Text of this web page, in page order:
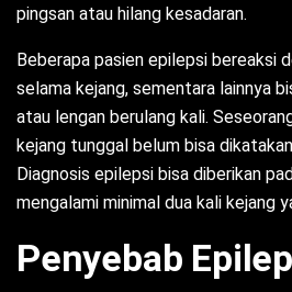
pingsan atau hilang kesadaran.
Beberapa pasien epilepsi bereaksi
selama kejang, sementara lainnya
atau lengan berulang kali.
kejang tunggal belum bisa
Diagnosis epilepsi bisa diberikan
mengalami minimal dua kali kejang
Penyebab